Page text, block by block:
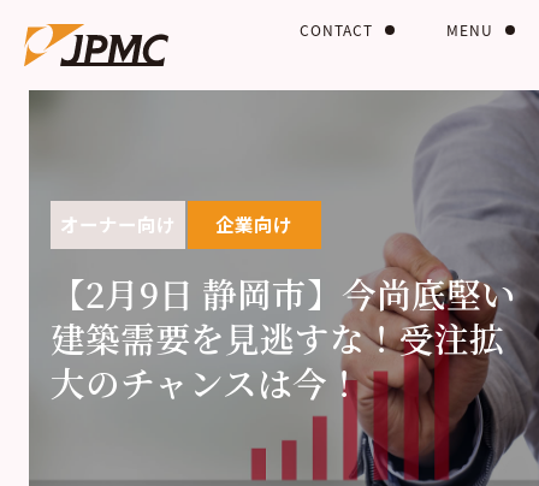
MENU
CONTACT
オーナー向け 企業向け
【2月9日 静岡市】今尚底堅い
建築需要を見逃すな！受注拡
大のチャンスは今！